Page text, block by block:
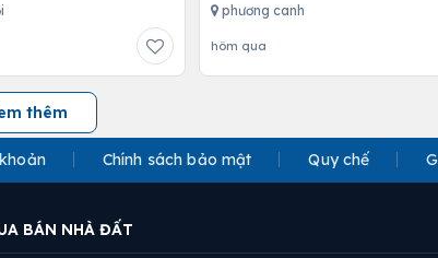
phương canh
hôm qua
thêm
Chính sách bảo mật Quy chế
BÁN NHÀ ĐẤT